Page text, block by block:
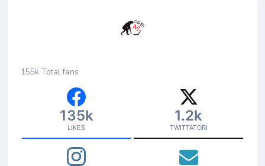
155k Total fans
135k
LIKES
1.2k
TWITTATORI